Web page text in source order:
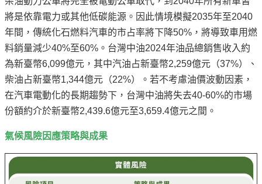
將是依靠電力或其他低碳能源。因此情境模擬2035年至2040
年間，傳統化石燃料汽車的市占率將下降50%，將導致車用燃
料銷量減少40%至60%。台灣中油2024年油品總銷售收入約
為新臺幣6,099億元，其中汽油占新臺幣2,259億元（37%）、
柴油占新臺幣1,344億元（22%）。若不考慮油價波動因素，
在汽車電動化的長期趨勢下，台灣中油將失去40-60%的市場
份額約介於新臺幣2,439.6億元至3,659.4億元之間。
氣候風險因應策略與成果